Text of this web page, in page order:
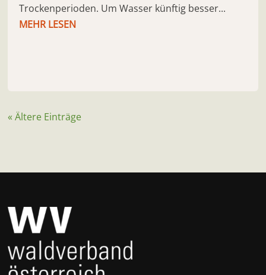
Trockenperioden. Um Wasser künftig besser...
MEHR LESEN
« Ältere Einträge